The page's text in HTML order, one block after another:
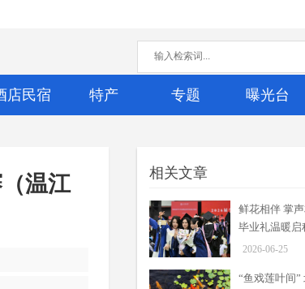
店民宿 特产 专题 曝光台
温江
相关文章
鲜花相伴 掌
毕业礼温暖启
2026-06-25
“鱼戏莲叶间”